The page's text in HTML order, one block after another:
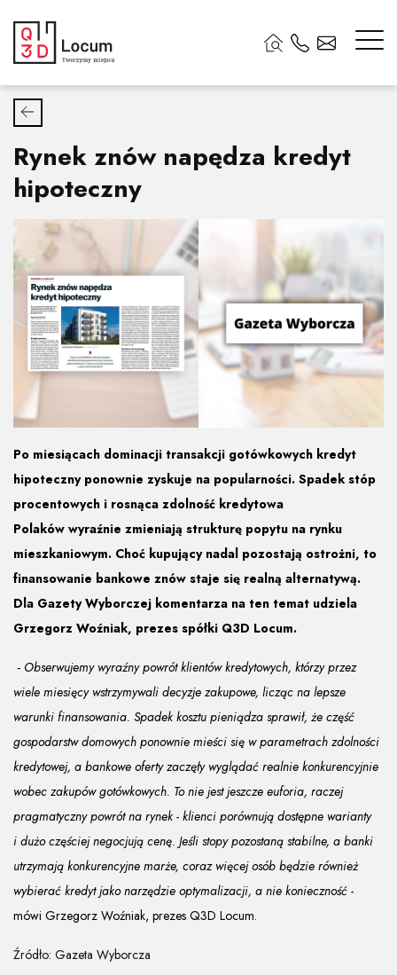
Rynek znów napędza kredyt
hipoteczny
Po miesiącach dominacji transakcji gotówkowych kredyt
hipoteczny ponownie zyskuje na popularności. Spadek stóp
procentowych i rosnąca zdolność kredytowa
Polaków wyraźnie zmieniają strukturę popytu na rynku
mieszkaniowym. Choć kupujący nadal pozostają ostrożni, to
finansowanie bankowe znów staje się realną alternatywą.
Dla Gazety Wyborczej komentarza na ten temat udziela
Grzegorz Woźniak, prezes spółki Q3D Locum.
- Obserwujemy wyraźny powrót klientów kredytowych, którzy przez
wiele miesięcy wstrzymywali decyzje zakupowe, licząc na lepsze
warunki finansowania. Spadek kosztu pieniądza sprawił, że część
gospodarstw domowych ponownie mieści się w parametrach zdolności
kredytowej, a bankowe oferty zaczęły wyglądać realnie konkurencyjnie
wobec zakupów gotówkowych. To nie jest jeszcze euforia, raczej
pragmatyczny powrót na rynek - klienci porównują dostępne warianty
i dużo częściej negocjują cenę. Jeśli stopy pozostaną stabilne, a banki
utrzymają konkurencyjne marże, coraz więcej osób będzie również
wybierać kredyt jako narzędzie optymalizacji, a nie konieczność -
mówi Grzegorz Woźniak, prezes Q3D Locum.
Źródło: Gazeta Wyborcza